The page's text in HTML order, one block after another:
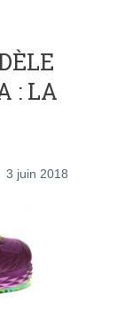
: LA
3 juin 2018